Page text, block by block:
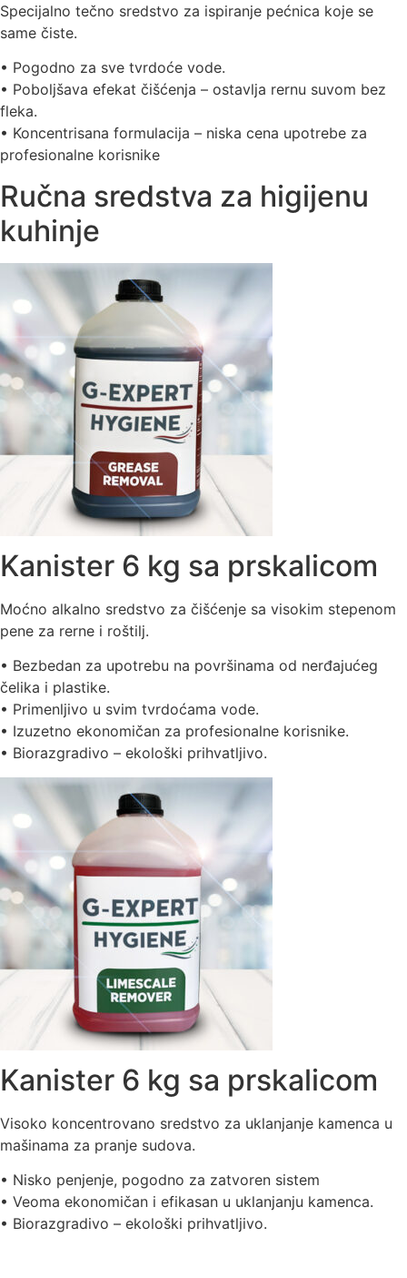
Specijalno tečno sredstvo za ispiranje pećnica koje se
same čiste.
• Pogodno za sve tvrdoće vode.
• Poboljšava efekat čišćenja – ostavlja rernu suvom bez
fleka.
• Koncentrisana formulacija – niska cena upotrebe za
profesionalne korisnike
Ručna sredstva za higijenu
kuhinje
Kanister 6 kg sa prskalicom
Moćno alkalno sredstvo za čišćenje sa visokim stepenom
pene za rerne i roštilj.
• Bezbedan za upotrebu na površinama od nerđajućeg
čelika i plastike.
• Primenljivo u svim tvrdoćama vode.
• Izuzetno ekonomičan za profesionalne korisnike.
• Biorazgradivo – ekološki prihvatljivo.
Kanister 6 kg sa prskalicom
Visoko koncentrovano sredstvo za uklanjanje kamenca u
mašinama za pranje sudova.
• Nisko penjenje, pogodno za zatvoren sistem
• Veoma ekonomičan i efikasan u uklanjanju kamenca.
• Biorazgradivo – ekološki prihvatljivo.